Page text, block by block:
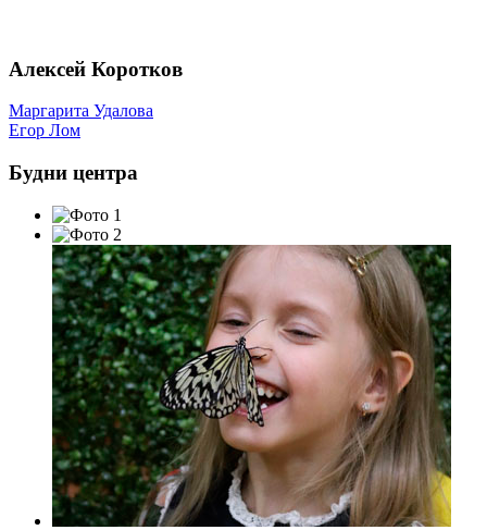
Алексей Коротков
Навигация
по
записям
Маргарита Удалова
Егор Лом
Будни центра